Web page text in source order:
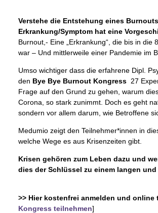
Verstehe die Entstehung eines
Erkrankung/Symptom hat eine
Burnout,- Eine „Erkrankung“, die bis in die
war – Und mittlerweile einer Pandemie im
Umso wichtiger dass die erfahrene Dipl.
den Bye Bye Burnout Kongress 27
Frage auf den Grund zu gehen, warum
Corona, so stark zunimmt. Doch es geht
sondern vor allem darum, wie Betroffene
Medumio zeigt den Teilnehmer*innen in
welche Wege es aus Krisenzeiten gibt.
Krisen gehören zum Leben dazu und
dies der Schlüssel zu einem langen
>> Hier kostenfrei anmelden und online
Kongress teilnehmen]